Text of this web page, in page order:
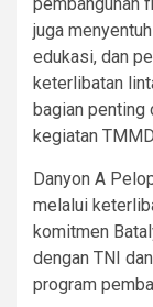
juga
edukasi, dan
keterlibatan
bagian penting
kegiatan
Danyon A
melalui
komitmen
dengan TNI
program